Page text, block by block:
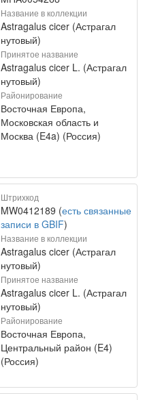
Название в коллекции
Astragalus cicer (Астрагал
нутовый)
Принятое название
Astragalus cicer L. (Астрагал
нутовый)
Районирование
Восточная Европа,
Московская область и
Москва (E4a) (Россия)
Штрихкод
MW0412189 (есть связанные
записи в GBIF)
Название в коллекции
Astragalus cicer (Астрагал
нутовый)
Принятое название
Astragalus cicer L. (Астрагал
нутовый)
Районирование
Восточная Европа,
Центральный район (E4)
(Россия)